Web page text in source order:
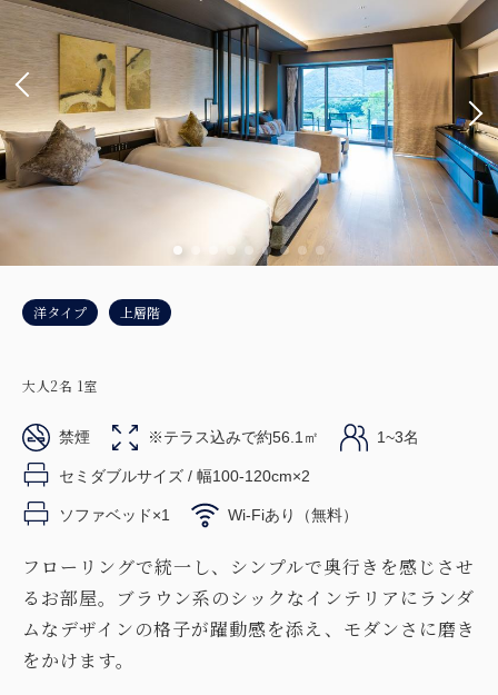
洋タイプ 上層階
大人2名 1室
禁煙 ※テラス込みで約56.1㎡ 1~3名
セミダブルサイズ / 幅100-120cm×2
ソファベッド×1 Wi-Fiあり（無料）
フローリングで統一し、シンプルで奥行きを感じさせ
るお部屋。ブラウン系のシックなインテリアにランダ
ムなデザインの格子が躍動感を添え、モダンさに磨き
をかけます。